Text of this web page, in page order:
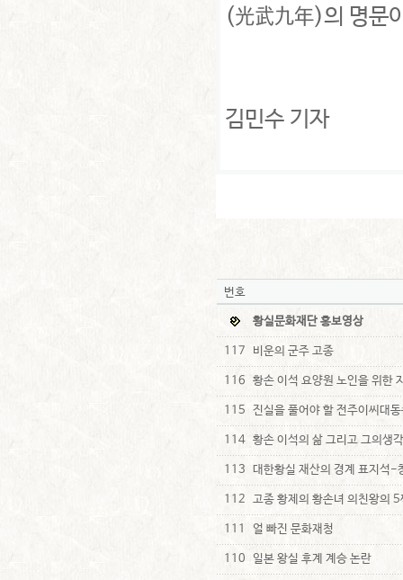
(光武九年)의 명문
김민수 기자
번호
황실문화재단 홍보영상
117 비운의 군주 고종
116 황손 이석 요양원 노인을 위한
115 진실을 풀어야 할 전주이씨대
114 황손 이석의 삶 그리고 그의생각
113 대한황실 재산의 경계 표지석-
112 고종 황제의 황손녀 의친왕의
111 얼 빠진 문화재청
110 일본 왕실 후계 계승 논란